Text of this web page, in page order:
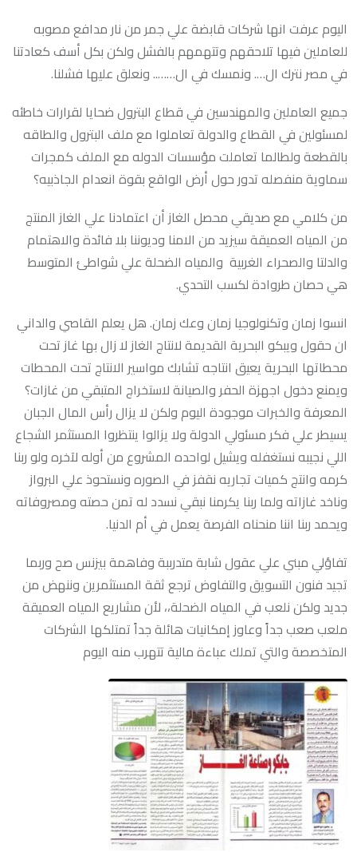
اليوم عرفت انها شركات قابضة علي جمر من نار مدافع مصوبه
للعاملين فيها تلاحقهم وتتهمهم بالفشل ولكن بكل أسف كعادتنا
في مصر نترك ال…. ونمسك في ال…….. ونعلق عليها فشلنا.
جميع العاملين والمهندسين في قطاع البترول ضحايا لقرارات خاطئه
لمسئولين في القطاع والدولة تعاملوا مع ملف البترول والطاقه
بالقطعة ولطالما تعاملت مؤسسات الدوله مع الملف كمجرات
سماوية منفصله تدور حول أرض الواقع بقوة انعدام الجاذبيه؟
من كلامي مع صديقي محصل الغاز أن اعتمادنا علي الغاز المنتج
من المياه العميقة سيزيد من الامنا وديوننا بلا فائدة والاهتمام
والدلتا والصحراء الغربية والمياه الضحلة علي شواطئ المتوسط
هي حصان طروادة لكسب التحدي.
انسوا زمان وتكنولوجيا زمان وعك زمان. هل يعلم القاصي والداني
ان حقول ويبكو البحرية القديمة لانتاج الغاز لا زال بها غاز تحت
محطاتها البحرية يعيق انتاجه تشابك مواسير الانتاج تحت المحطات
ويمنع دخول اجهزة الحفر والصيانة لاستخراج المتبقي من غازات؟
المعرفة والخبرات موجودة اليوم ولكن لا يزال رأس المال الجبان
يسيطر علي فكر مسئولي الدولة ولا يزالوا ينتظروا المستثمر الشجاع
اللي نجيبه نستغفله ويشيل لواحده المشروع من أوله لآخره ولو ربنا
كرمه وانتج كميات تجاريه نقفز في الصوره ونستحوذ علي البرواز
وناخد غازاته ولما ربنا يكرمنا نبقي نسدد له تمن حصته ومصروفاته
ويحمد ربنا اننا منحناه الفرصة يعمل في أم الدنيا.
تفاؤلي مبني علي عقول شابة متدرببة وفاهمة بيزنس صح وربما
تجيد فنون التسويق والتفاوض ترجع ثقة المستثمرين وننهض من
جديد ولكن نلعب في المياه الضحلة،، لأن مشاريع المياه العميقة
ملعب صعب جداً وعاوز إمكانيات هائلة جداً تمتلكها الشركات
المتخصصة والتي تملك عباءة مالية تتهرب منه اليوم